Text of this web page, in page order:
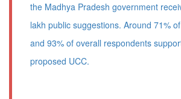
the Madhya Pradesh government
lakh public suggestions. Around 71%
and 93% of overall respondents
proposed UCC.